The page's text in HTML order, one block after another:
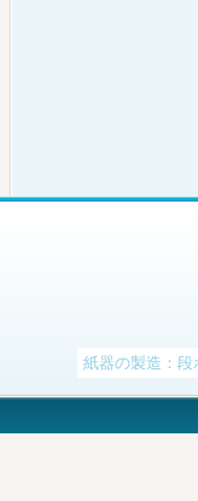
紙器の製造：